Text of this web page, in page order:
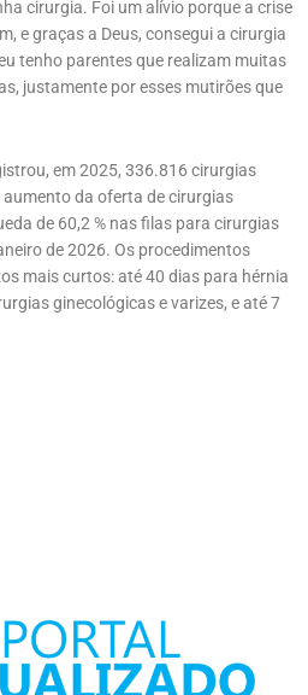
cirurgia. Foi um alívio porque a crise
e graças a Deus, consegui a cirurgia
tenho parentes que realizam muitas
justamente por esses mutirões que
em 2025, 336.816 cirurgias
da oferta de cirurgias
de 60,2 % nas filas para cirurgias
de 2026. Os procedimentos
mais curtos: até 40 dias para hérnia
ginecológicas e varizes, e até 7